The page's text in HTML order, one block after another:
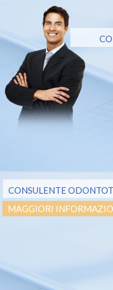
CONSULENTE
MAGGIORI